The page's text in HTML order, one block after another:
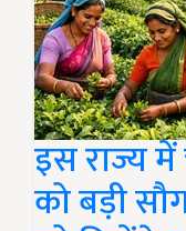
इस राज्य में
को बड़ी